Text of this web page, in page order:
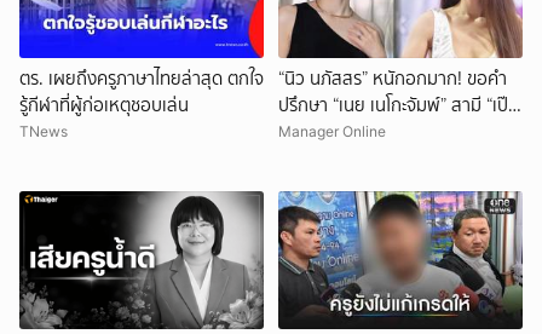
ตร. เผยถึงครูภาษาไทยล่าสุด ตกใจ
รู้กีฬาที่ผู้ก่อเหตุชอบเล่น
TNews
“นิว นภัสสร” หนักอกมาก! ขอคำ
ปรึกษา “เนย เนโกะจัมพ์” สามี “เป๊ก
เปรมณัช” ดื่มดริ้งก์ติดเพื่อนหนัก!
Manager Online